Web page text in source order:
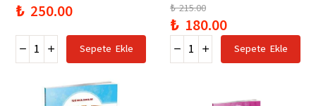
₺ 250.00
Sepete Ekle
Adımlar Soru Bankası
2023
₺ 215.00
₺ 180.00
Sepete Ekle